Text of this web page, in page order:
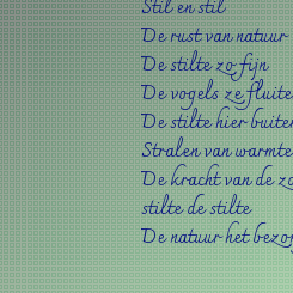
Stil en stil
De rust van natuur
De stilte zo fijn
De vogels ze
De stilte hier
Stralen van warmte
De kracht van de
stilte de stilte
De natuur het